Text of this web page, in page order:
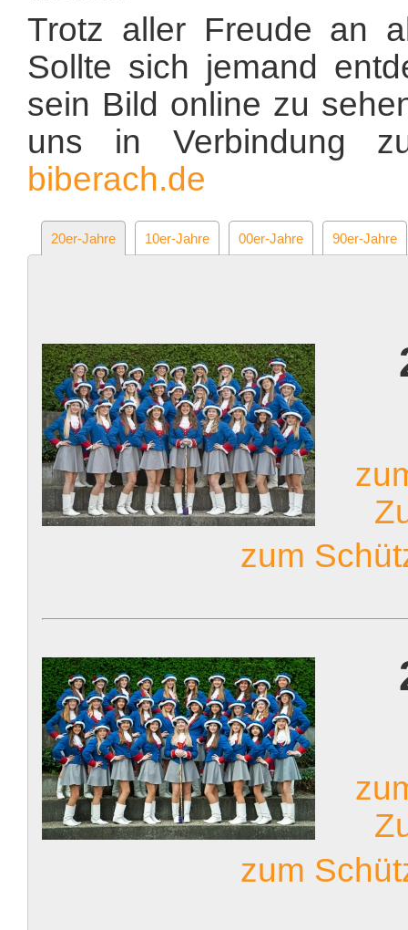
Trotz aller Freude an
Sollte sich jemand
sein Bild online zu
uns in Verbindung
biberach.de
20er-Jahre 10er-Jahre 00er-Jahre 90er-Jahre
zum
zum